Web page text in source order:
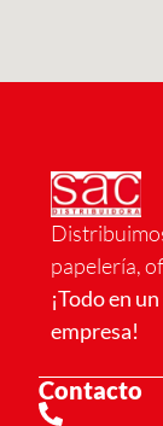
papelería,
¡Todo en
empresa!
Contacto